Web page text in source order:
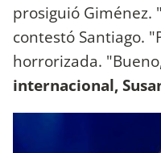
prosiguió Giménez. "
contestó Santiago.
horrorizada.
internacional,